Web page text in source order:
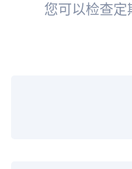
您可以检查定